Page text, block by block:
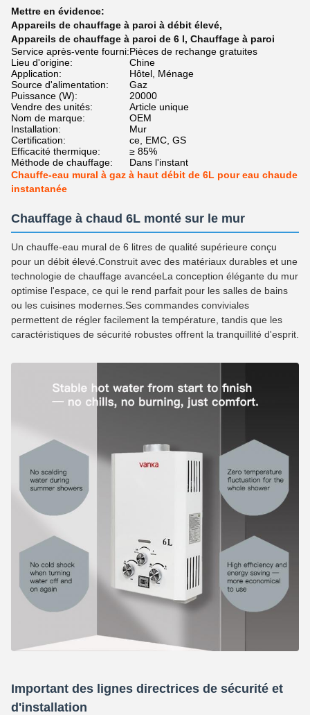
Mettre en évidence:
Appareils de chauffage à paroi à débit élevé,
Appareils de chauffage à paroi de 6 l, Chauffage à paroi
Service après-vente fourni:Pièces de rechange gratuites
Lieu d'origine:
Chine
Application:
Hôtel, Ménage
Source d'alimentation:
Gaz
Puissance (W):
20000
Vendre des unités:
Article unique
Nom de marque:
OEM
Installation:
Mur
Certification:
ce, EMC, GS
Efficacité thermique:
≥ 85%
Méthode de chauffage:
Dans l'instant
Chauffe-eau mural à gaz à haut débit de 6L pour eau chaude
instantanée
Chauffage à chaud 6L monté sur le mur
Un chauffe-eau mural de 6 litres de qualité supérieure conçu
pour un débit élevé.Construit avec des matériaux durables et une
technologie de chauffage avancéeLa conception élégante du mur
optimise l'espace, ce qui le rend parfait pour les salles de bains
ou les cuisines modernes.Ses commandes conviviales
permettent de régler facilement la température, tandis que les
caractéristiques de sécurité robustes offrent la tranquillité d'esprit.
Important des lignes directrices de sécurité et
d'installation